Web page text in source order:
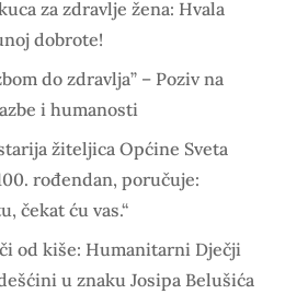
za zdravlje žena: Hvala
dobrote!
do zdravlja” – Poziv na
i humanosti
žiteljica Općine Sveta
rođendan, poručuje:
čekat ću vas.“
od kiše: Humanitarni Dječji
u znaku Josipa Belušića